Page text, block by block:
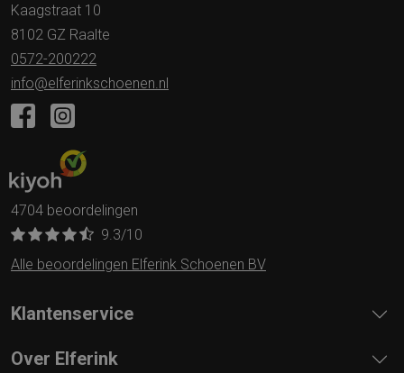
Kaagstraat 10
8102 GZ Raalte
0572-200222
info@elferinkschoenen.nl
4704 beoordelingen
9.3/10
Alle beoordelingen Elferink Schoenen BV
Klantenservice
Over Elferink